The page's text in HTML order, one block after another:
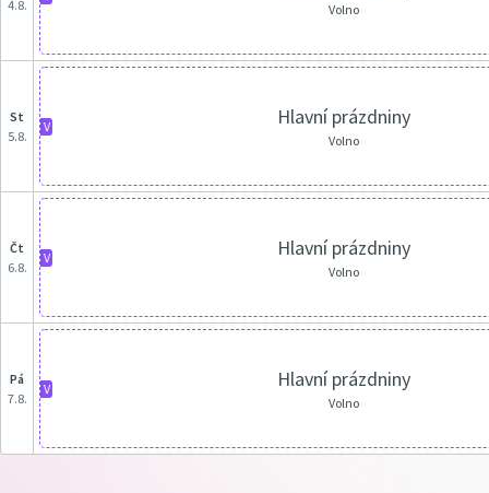
4.8.
Volno
st
5.8.
V Hlavní prázdniny
Volno
čt
6.8.
V Hlavní prázdniny
Volno
pá
7.8.
V Hlavní prázdniny
Volno